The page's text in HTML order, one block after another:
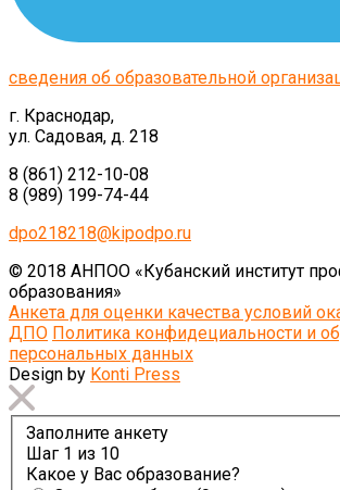
сведения об образовательной
г. Краснодар,
ул. Садовая, д. 218
8 (861) 212-10-08
8 (989) 199-74-44
dpo218218@kipodpo.ru
© 2018 АНПОО «Кубанский институт
образования»
Анкета для оценки качества условий
ДПО Политика конфидециальности и
персональных данных
Design by Konti Press
Заполните анкету
Шаг 1 из 10
Какое у Вас образование?